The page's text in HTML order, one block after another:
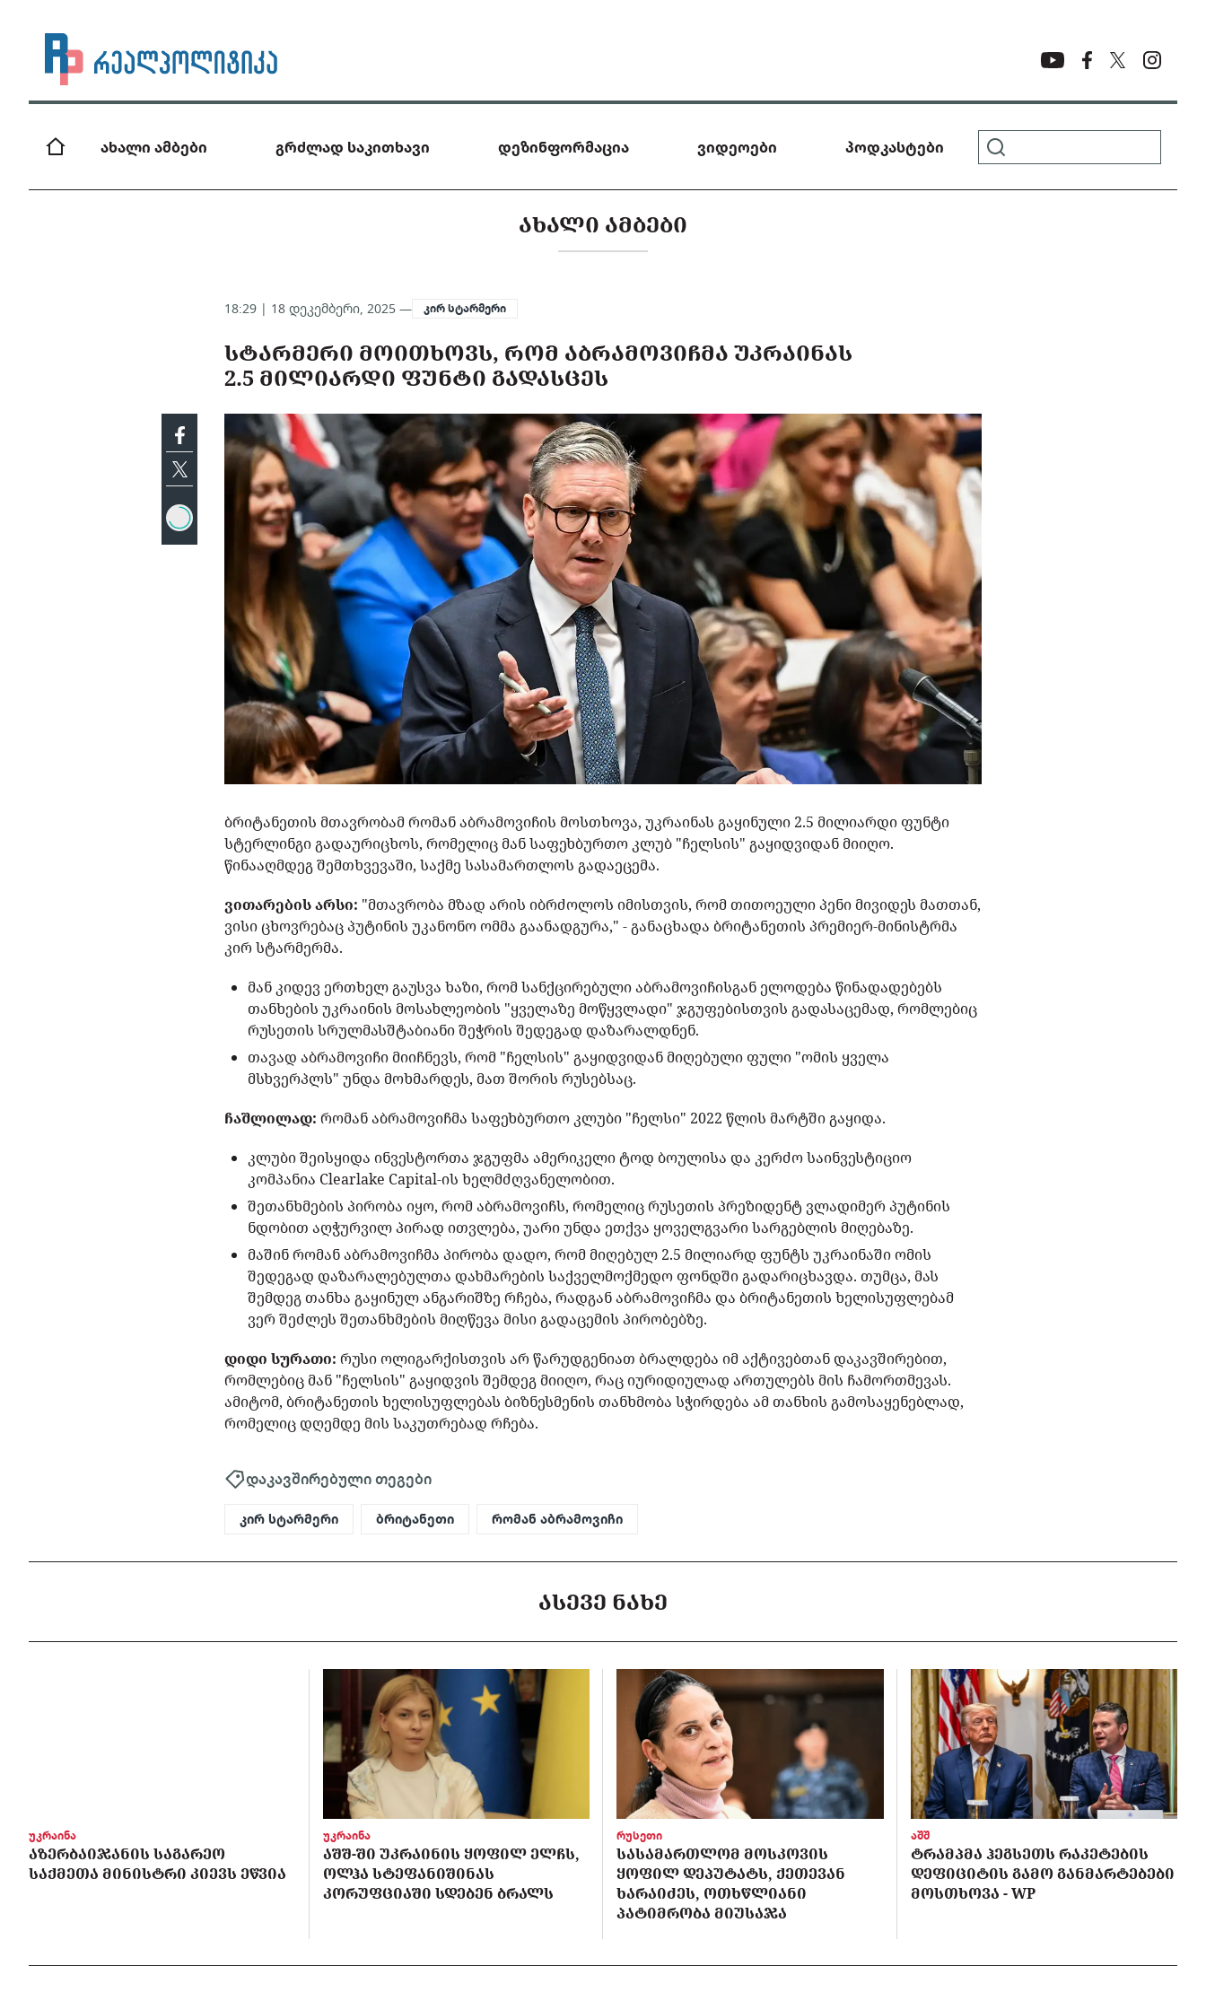
ახალი ამბები გრძლად საკითხავი დეზინფორმაცია ვიდეოები პოდკასტები
ᲐᲮᲐᲚᲘ ᲐᲛᲑᲔᲑᲘ
18:29 | 18 დეკემბერი, 2025 — კირ სტარმერი
ᲡᲢᲐᲠᲛᲔᲠᲘ ᲛᲝᲘᲗᲮᲝᲕᲡ, ᲠᲝᲛ ᲐᲑᲠᲐᲛᲝᲕᲘᲩᲛᲐ ᲣᲙᲠᲐᲘᲜᲐᲡ
2.5 ᲛᲘᲚᲘᲐᲠᲓᲘ ᲤᲣᲜᲢᲘ ᲒᲐᲓᲐᲡᲪᲔᲡ
ბრიტანეთის მთავრობამ რომან აბრამოვიჩის მოსთხოვა, უკრაინას გაყინული 2.5 მილიარდი ფუნტი
სტერლინგი გადაურიცხოს, რომელიც მან საფეხბურთო კლუბ "ჩელსის" გაყიდვიდან მიიღო.
წინააღმდეგ შემთხვევაში, საქმე სასამართლოს გადაეცემა.
ვითარების არსი: "მთავრობა მზად არის იბრძოლოს იმისთვის, რომ თითოეული პენი მივიდეს მათთან,
ვისი ცხოვრებაც პუტინის უკანონო ომმა გაანადგურა," - განაცხადა ბრიტანეთის პრემიერ-მინისტრმა
კირ სტარმერმა.
მან კიდევ ერთხელ გაუსვა ხაზი, რომ სანქცირებული აბრამოვიჩისგან ელოდება წინადადებებს
თანხების უკრაინის მოსახლეობის "ყველაზე მოწყვლადი" ჯგუფებისთვის გადასაცემად, რომლებიც
რუსეთის სრულმასშტაბიანი შეჭრის შედეგად დაზარალდნენ.
თავად აბრამოვიჩი მიიჩნევს, რომ "ჩელსის" გაყიდვიდან მიღებული ფული "ომის ყველა
მსხვერპლს" უნდა მოხმარდეს, მათ შორის რუსებსაც.
ჩაშლილად: რომან აბრამოვიჩმა საფეხბურთო კლუბი "ჩელსი" 2022 წლის მარტში გაყიდა.
კლუბი შეისყიდა ინვესტორთა ჯგუფმა ამერიკელი ტოდ ბოულისა და კერძო საინვესტიციო
კომპანია Clearlake Capital-ის ხელმძღვანელობით.
შეთანხმების პირობა იყო, რომ აბრამოვიჩს, რომელიც რუსეთის პრეზიდენტ ვლადიმერ პუტინის
ნდობით აღჭურვილ პირად ითვლება, უარი უნდა ეთქვა ყოველგვარი სარგებლის მიღებაზე.
მაშინ რომან აბრამოვიჩმა პირობა დადო, რომ მიღებულ 2.5 მილიარდ ფუნტს უკრაინაში ომის
შედეგად დაზარალებულთა დახმარების საქველმოქმედო ფონდში გადარიცხავდა. თუმცა, მას
შემდეგ თანხა გაყინულ ანგარიშზე რჩება, რადგან აბრამოვიჩმა და ბრიტანეთის ხელისუფლებამ
ვერ შეძლეს შეთანხმების მიღწევა მისი გადაცემის პირობებზე.
დიდი სურათი: რუსი ოლიგარქისთვის არ წარუდგენიათ ბრალდება იმ აქტივებთან დაკავშირებით,
რომლებიც მან "ჩელსის" გაყიდვის შემდეგ მიიღო, რაც იურიდიულად ართულებს მის ჩამორთმევას.
ამიტომ, ბრიტანეთის ხელისუფლებას ბიზნესმენის თანხმობა სჭირდება ამ თანხის გამოსაყენებლად,
რომელიც დღემდე მის საკუთრებად რჩება.
დაკავშირებული თეგები
კირ სტარმერი ბრიტანეთი რომან აბრამოვიჩი
ᲐᲡᲔᲕᲔ ᲜᲐᲮᲔ
უკრაინა
ᲐᲖᲔᲠᲑᲐᲘᲯᲐᲜᲘᲡ ᲡᲐᲒᲐᲠᲔᲝ
ᲡᲐᲥᲛᲔᲗᲐ ᲛᲘᲜᲘᲡᲢᲠᲘ ᲙᲘᲔᲕᲡ ᲔᲬᲕᲘᲐ
უკრაინა
ᲐᲨᲨ-ᲨᲘ ᲣᲙᲠᲐᲘᲜᲘᲡ ᲧᲝᲤᲘᲚ ᲔᲚᲩᲡ,
ᲝᲚᲰᲐ ᲡᲢᲔᲤᲐᲜᲘᲨᲘᲜᲐᲡ
ᲙᲝᲠᲣᲤᲪᲘᲐᲨᲘ ᲡᲓᲔᲑᲔᲜ ᲑᲠᲐᲚᲡ
რუსეთი
ᲡᲐᲡᲐᲛᲐᲠᲗᲚᲝᲛ ᲛᲝᲡᲙᲝᲕᲘᲡ
ᲧᲝᲤᲘᲚ ᲓᲔᲞᲣᲢᲐᲢᲡ, ᲥᲔᲗᲔᲕᲐᲜ
ᲮᲐᲠᲐᲘᲫᲔᲡ, ᲝᲗᲮᲬᲚᲘᲐᲜᲘ
ᲞᲐᲢᲘᲛᲠᲝᲑᲐ ᲛᲘᲣᲡᲐᲯᲐ
აშშ
ᲢᲠᲐᲛᲞᲛᲐ ᲰᲔᲒᲡᲔᲗᲡ ᲠᲐᲙᲔᲢᲔᲑᲘᲡ
ᲓᲔᲤᲘᲪᲘᲢᲘᲡ ᲒᲐᲛᲝ ᲒᲐᲜᲛᲐᲠᲢᲔᲑᲔᲑᲘ
ᲛᲝᲡᲗᲮᲝᲕᲐ - WP